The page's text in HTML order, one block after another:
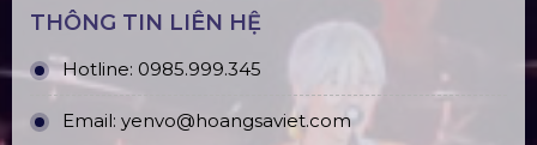
THÔNG TIN LIÊN HỆ
Hotline: 0985.999.345
Email: yenvo@hoangsaviet.com